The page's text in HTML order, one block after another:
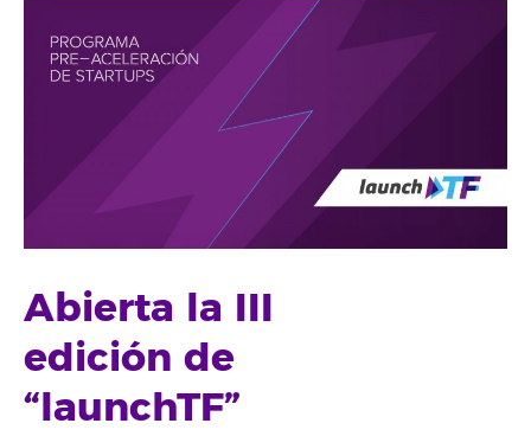
Abierta la III
edición de
“launchTF”